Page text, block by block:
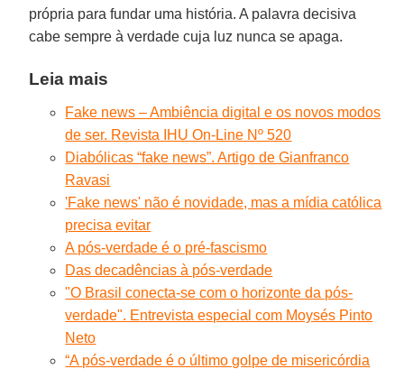
própria para fundar uma história. A palavra decisiva
cabe sempre à verdade cuja luz nunca se apaga.
Leia mais
Fake news – Ambiência digital e os novos modos
de ser. Revista IHU On-Line Nº 520
Diabólicas “fake news”. Artigo de Gianfranco
Ravasi
'Fake news' não é novidade, mas a mídia católica
precisa evitar
A pós-verdade é o pré-fascismo
Das decadências à pós-verdade
"O Brasil conecta-se com o horizonte da pós-
verdade". Entrevista especial com Moysés Pinto
Neto
“A pós-verdade é o último golpe de misericórdia